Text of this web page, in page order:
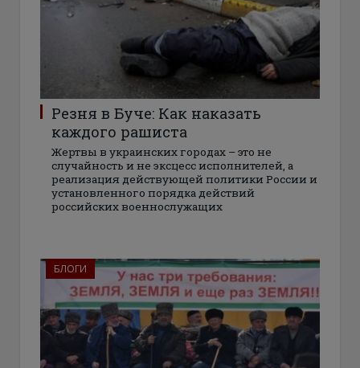
Резня в Буче: Как наказать
каждого рашиста
Жертвы в украинских городах – это не
случайность и не эксцесс исполнителей, а
реализация действующей политики России и
установленного порядка действий
российских военнослужащих
БЛОГИ